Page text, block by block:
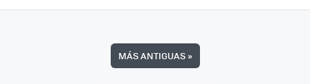
MÁS ANTIGUAS»